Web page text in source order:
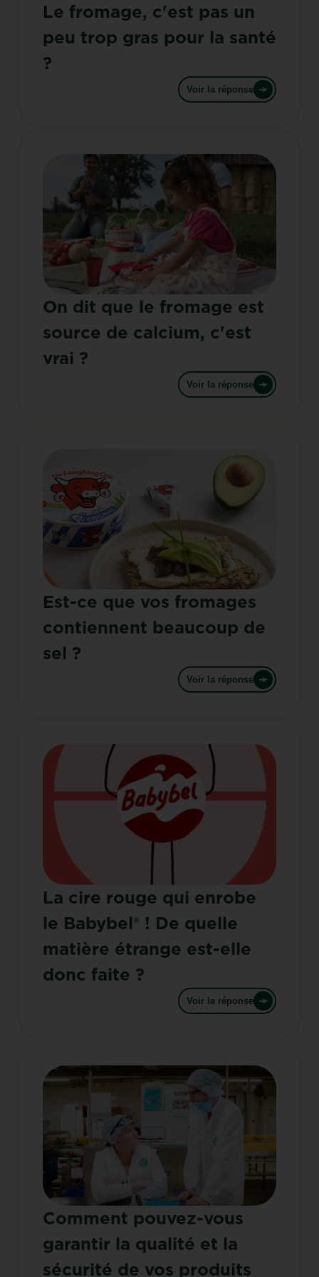
Le fromage, c'est pas un
peu trop gras pour la santé
?
Voir la réponse
On dit que le fromage est
source de calcium, c'est
vrai ?
Voir la réponse
Est-ce que vos fromages
contiennent beaucoup de
sel ?
Voir la réponse
La cire rouge qui enrobe
le Babybel® ! De quelle
matière étrange est-elle
donc faite ?
Voir la réponse
Comment pouvez-vous
garantir la qualité et la
sécurité de vos produits